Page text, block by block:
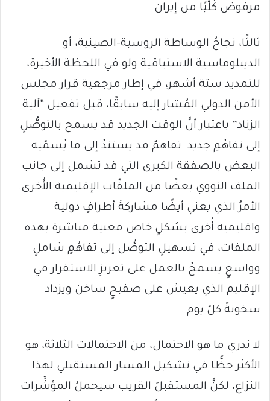
مرفوض كُلّيًا من إيران.
ثالثًا، نجاحُ الوساطة الروسية-الصينية، أو
الديبلوماسية الاستباقية ولو في اللحظة الأخيرة،
للتمديد ستة أشهر، في إطار مرجعية قرار مجلس
الأمن الدولي المُشار إليه سابقًا، قبل تفعيل “آلية
الزناد” باعتبار أنَّ الوقت الجديد قد يسمح بالتوصُّلِ
إلى تفاهُمٍ جديد. تفاهمٌ قد يستندُ إلى ما يُسمّيه
البعض بالصفقة الكبرى التي قد تشمل إلى جانب
الملف النووي بعضًا من الملفّات الإقليمية الأُخرى.
الأمرُ الذي يعني أيضًا مشاركةَ أطرافٍ دولية
واقليمية أُخرى بشكلٍ خاص معنية مباشرة بهذه
الملفات، في تسهيلِ التوصُّل إلى تفاهُمٍ شاملٍ
وواسعٍ يسمحُ بالعمل على تعزيزِ الاستقرار في
الإقليم الذي يعيش على صفيحٍ ساخن ويزداد
سخونةً كلّ يوم .
لا ندري ما هو الاحتمال، من الاحتمالات الثلاثة، هو
الأكثر حظًّا في تشكيل المسار المستقبلي لهذا
النزاع، لكنَّ المستقبلَ القريب سيحملُ المؤشِّرات